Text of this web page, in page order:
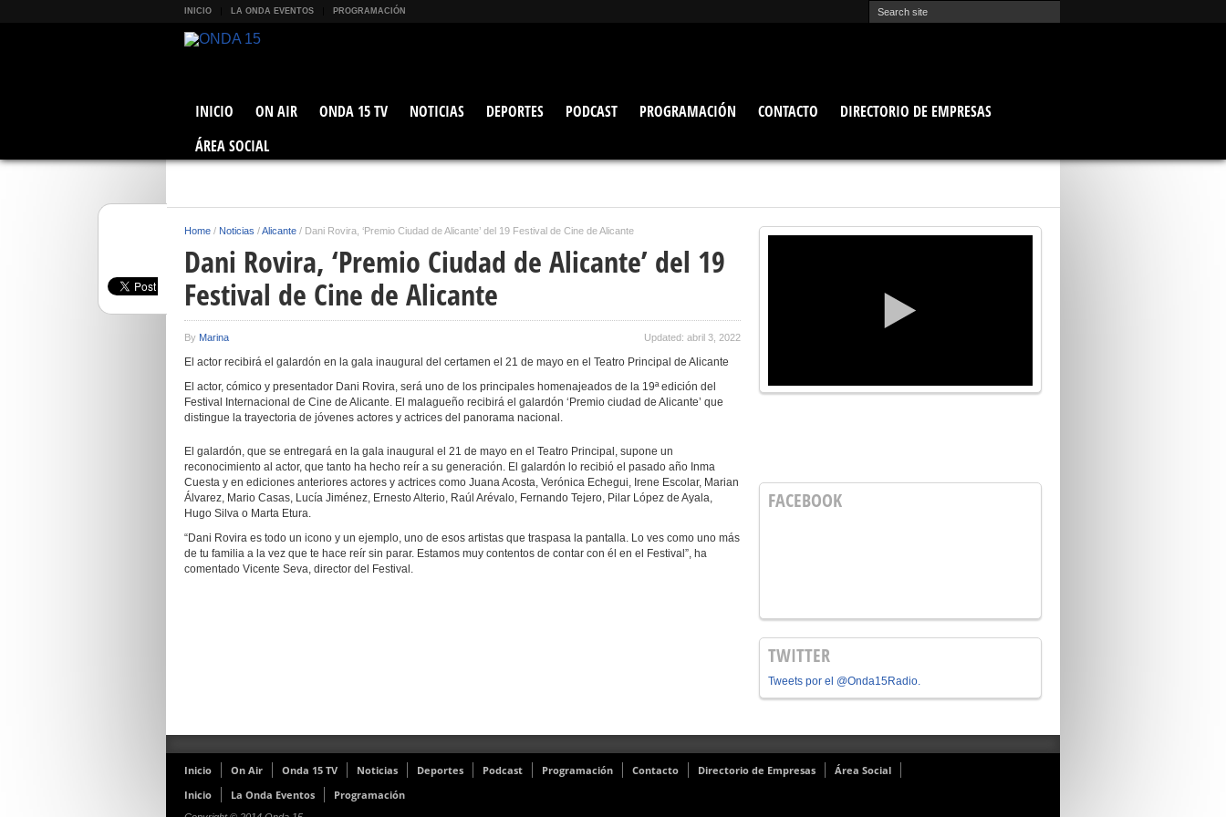
INICIO LA ONDA EVENTOS PROGRAMACIÓN
INICIO ON AIR ONDA 15 TV NOTICIAS DEPORTES PODCAST PROGRAMACIÓN CONTACTO
DIRECTORIO DE EMPRESAS
ÁREA SOCIAL
Home / Noticias /Alicante / Dani Rovira, ‘Premio Ciudad de Alicante’ del 19 Festival de Cine de Alicante
Dani Rovira, ‘Premio Ciudad de Alicante’ del 19
Festival de Cine de Alicante
By Marina Updated: abril 3, 2022
El actor recibirá el galardón en la gala inaugural del certamen el 21 de mayo en el Teatro Principal de Alicante
El actor, cómico y presentador Dani Rovira, será uno de los principales homenajeados de la 19ª edición del
Festival Internacional de Cine de Alicante. El malagueño recibirá el galardón ‘Premio ciudad de Alicante’ que
distingue la trayectoria de jóvenes actores y actrices del panorama nacional.
El galardón, que se entregará en la gala inaugural el 21 de mayo en el Teatro Principal, supone un
reconocimiento al actor, que tanto ha hecho reír a su generación. El galardón lo recibió el pasado año Inma
Cuesta y en ediciones anteriores actores y actrices como Juana Acosta, Verónica Echegui, Irene Escolar, Marian
Álvarez, Mario Casas, Lucía Jiménez, Ernesto Alterio, Raúl Arévalo, Fernando Tejero, Pilar López de Ayala,
Hugo Silva o Marta Etura.
“Dani Rovira es todo un icono y un ejemplo, uno de esos artistas que traspasa la pantalla. Lo ves como uno más
de tu familia a la vez que te hace reír sin parar. Estamos muy contentos de contar con él en el Festival”, ha
comentado Vicente Seva, director del Festival.
FACEBOOK
TWITTER
Tweets por el @Onda15Radio.
Inicio On Air Onda 15 TV Noticias Deportes Podcast Programación Contacto Directorio de Empresas
Área Social
Inicio
La Onda Eventos Programación